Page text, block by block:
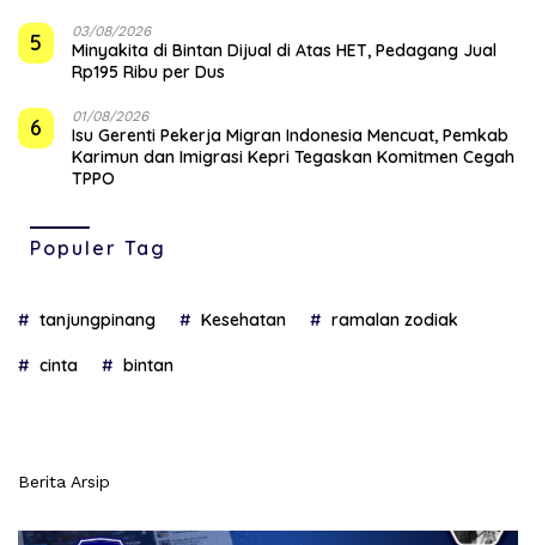
5 03/08/2026
Minyakita di Bintan Dijual di Atas HET, Pedagang Jual
Rp195 Ribu per Dus
6 01/08/2026
Isu Gerenti Pekerja Migran Indonesia Mencuat, Pemkab
Karimun dan Imigrasi Kepri Tegaskan Komitmen Cegah
TPPO
Populer Tag
tanjungpinang Kesehatan ramalan zodiak
cinta bintan
Berita Arsip